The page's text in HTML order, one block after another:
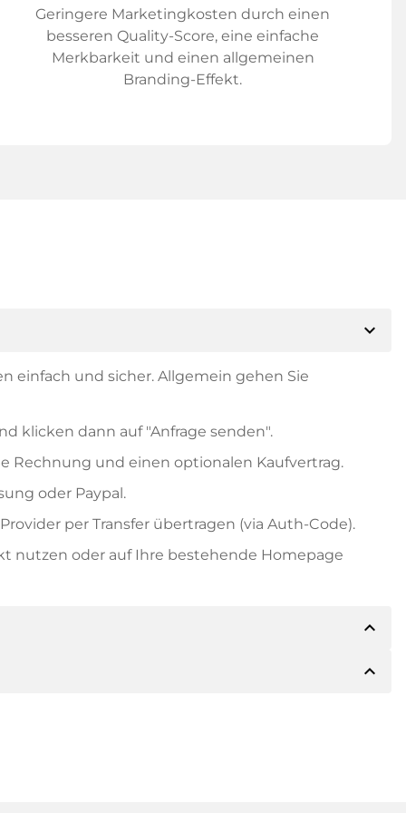
Geringere Marketingkosten durch einen
besseren Quality-Score, eine einfache
Merkbarkeit und einen allgemeinen
Branding-Effekt.
expand_more
einfach und sicher. Allgemein gehen Sie
klicken dann auf "Anfrage senden".
Rechnung und einen optionalen Kaufvertrag.
oder Paypal.
per Transfer übertragen (via Auth-Code).
nutzen oder auf Ihre bestehende Homepage
expand_less
der Zahlung mitteilen. Der Inhaber wird Ihnen
expand_less